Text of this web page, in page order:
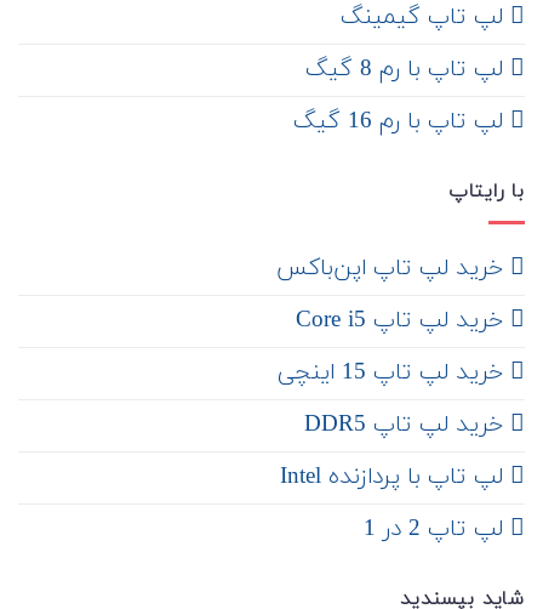
لپ تاپ گیمینگ
لپ تاپ با رم 8 گیگ
لپ تاپ با رم 16 گیگ
با رایتاپ
‌ خرید لپ تاپ اپن‌باکس
خرید لپ تاپ Core i5
‌‌ خرید لپ تاپ 15 اینچی
خرید لپ تاپ DDR5
لپ تاپ با پردازنده Intel
لپ تاپ 2 در 1
شاید بپسندید